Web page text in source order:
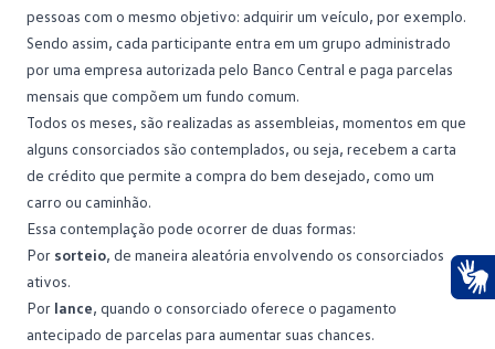
pessoas com o mesmo objetivo: adquirir um veículo, por exemplo.
Sendo assim, cada participante entra em um grupo administrado
por uma empresa autorizada pelo Banco Central e paga parcelas
mensais que compõem um fundo comum.
Todos os meses, são realizadas as assembleias, momentos em que
alguns consorciados são contemplados, ou seja, recebem a carta
de crédito que permite a compra do bem desejado, como um
carro ou caminhão.
Essa contemplação pode ocorrer de duas formas:
Por sorteio, de maneira aleatória envolvendo os consorciados
ativos.
Por lance, quando o consorciado oferece o pagamento
antecipado de parcelas para aumentar suas chances.